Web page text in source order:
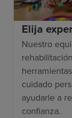
Elija
Nuestro
cuidado
ayudarle a
confianza.